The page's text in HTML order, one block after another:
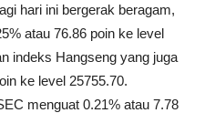
hari ini bergerak beragam,
atau 76.86 poin ke level
indeks Hangseng yang juga
ke level 25755.70.
menguat 0.21% atau 7.78